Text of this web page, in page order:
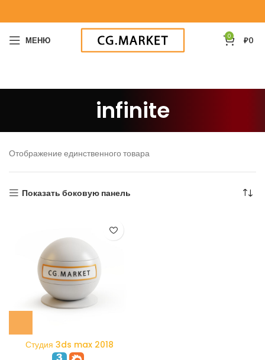
МЕНЮ 0 ₽0
infinite
Отображение единственного товара
Показать боковую панель
Студия 3ds max 2018
Corona Infinite Plane